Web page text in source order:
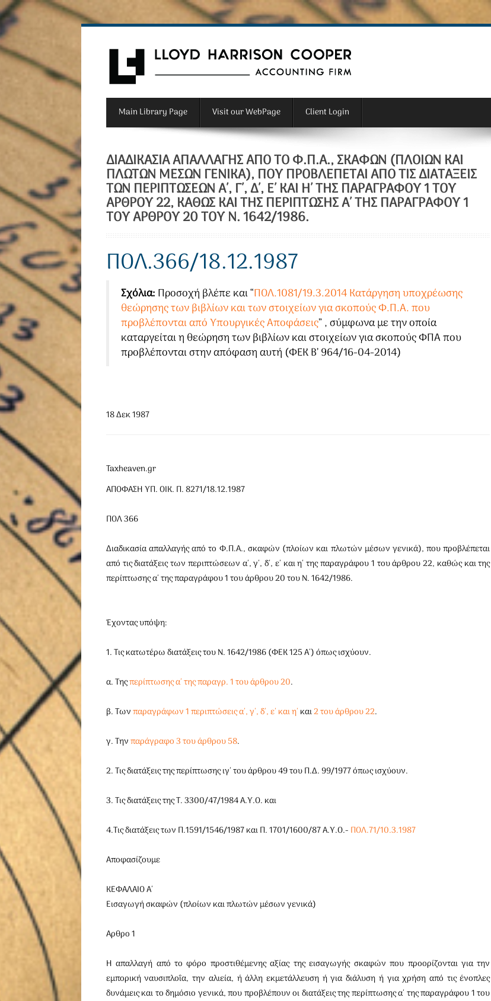
Main Library Page Visit our WebPage Client Login
ΔΙΑΔΙΚΑΣΊΑ ΑΠΑΛΛΑΓΉΣ ΑΠΌ ΤΟ Φ.Π.Α., ΣΚΑΦΏΝ (ΠΛΟΊΩΝ ΚΑΙ
ΠΛΩΤΏΝ ΜΈΣΩΝ ΓΕΝΙΚΆ), ΠΟΥ ΠΡΟΒΛΈΠΕΤΑΙ ΑΠΌ ΤΙΣ ΔΙΑΤΆΞΕΙΣ
ΤΩΝ ΠΕΡΙΠΤΏΣΕΩΝ Α΄, Γ΄, Δ΄, Ε΄ ΚΑΙ Η΄ ΤΗΣ ΠΑΡΑΓΡΆΦΟΥ 1 ΤΟΥ
ΆΡΘΡΟΥ 22, ΚΑΘΏΣ ΚΑΙ ΤΗΣ ΠΕΡΊΠΤΩΣΗΣ Α΄ ΤΗΣ ΠΑΡΑΓΡΆΦΟΥ 1
ΤΟΥ ΆΡΘΡΟΥ 20 ΤΟΥ Ν. 1642/1986.
ΠΟΛ.366/18.12.1987
Σχόλια: Προσοχή βλέπε και “ΠΟΛ.1081/19.3.2014 Κατάργηση υποχρέωσης
θεώρησης των βιβλίων και των στοιχείων για σκοπούς Φ.Π.Α. που
προβλέπονται από Υπουργικές Αποφάσεις” , σύμφωνα με την οποία
καταργείται η θεώρηση των βιβλίων και στοιχείων για σκοπούς ΦΠΑ που
προβλέπονται στην απόφαση αυτή (ΦΕΚ Β’ 964/16-04-2014)
18 Δεκ 1987
Taxheaven.gr
ΑΠΟΦΑΣΗ ΥΠ. ΟΙΚ. Π. 8271/18.12.1987
ΠΟΛ 366
Διαδικασία απαλλαγής από το Φ.Π.Α., σκαφών (πλοίων και πλωτών μέσων γενικά), που προβλέπεται
από τις διατάξεις των περιπτώσεων α΄, γ΄, δ΄, ε΄ και η΄ της παραγράφου 1 του άρθρου 22, καθώς και της
περίπτωσης α΄ της παραγράφου 1 του άρθρου 20 του Ν. 1642/1986.
Έχοντας υπόψη:
1. Τις κατωτέρω διατάξεις του Ν. 1642/1986 (ΦΕΚ 125 Α΄) όπως ισχύουν.
α. Τηςπερίπτωσης α΄ της παραγρ. 1 του άρθρου 20.
β. Τωνπαραγράφων 1 περιπτώσεις α΄, γ΄, δ΄, ε΄ και η΄ και2 του άρθρου 22.
γ. Τηνπαράγραφο 3 του άρθρου 58.
2. Τις διατάξεις της περίπτωσης ιγ΄ του άρθρου 49 του Π.Δ. 99/1977 όπως ισχύουν.
3. Τις διατάξεις της Τ. 3300/47/1984 Α.Υ.Ο. και
4.Τις διατάξεις των Π.1591/1546/1987 και Π. 1701/1600/87 Α.Υ.Ο.- ΠΟΛ.71/10.3.1987
Αποφασίζουμε
ΚΕΦΑΛΑIΟ Α΄
Εισαγωγή σκαφών (πλοίων και πλωτών μέσων γενικά)
Αρθρο 1
Η απαλλαγή από το φόρο προστιθέμενης αξίας της εισαγωγής σκαφών που προορίζονται για την
εμπορική ναυσιπλοΐα, την αλιεία, ή άλλη εκμετάλλευση ή για διάλυση ή για χρήση από τις ένοπλες
δυνάμεις και το δημόσιο γενικά, που προβλέπουν οι διατάξεις της περίπτωσης α΄ της παραγράφου 1 του